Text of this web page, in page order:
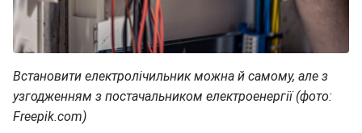
Встановити електролічильник можна й самому, але з
узгодженням з постачальником електроенергії (фото:
Freepik.com)